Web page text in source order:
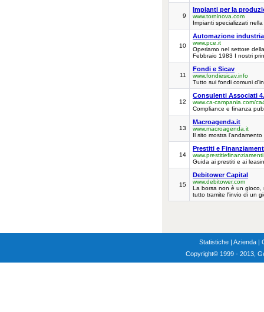
9
Impianti per la
www.torninova.com
Impianti specializzati
10
Automazione
www.pce.it
Operiamo nel settore
Febbraio 1983 I nostri
11
Fondi e Sicav
www.fondiesicav.info
Tutto sui fondi comuni
12
Consulenti Associati
www.ca-campania.com/
Compliance e finanza
13
Macroagenda.it
www.macroagenda.it
Il sito mostra
14
Prestiti e
Guida ai prestiti e ai
15
Debitower Capital
www.debitower.com
La borsa non è un gioco,
tutto tramite l'invio di un
Statistiche | Azienda |
Copyright© 1999 - 2013,